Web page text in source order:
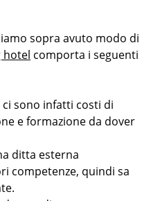
sopra avuto modo di
hotel comporta i seguenti
ci sono infatti costi di
e formazione da dover
ditta esterna
competenze, quindi sa